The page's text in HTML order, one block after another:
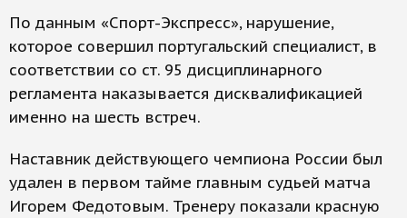
По данным «Спорт-Экспресс», нарушение,
которое совершил португальский специалист, в
соответствии со ст. 95 дисциплинарного
регламента наказывается дисквалификацией
именно на шесть встреч.
Наставник действующего чемпиона России был
удален в первом тайме главным судьей матча
Игорем Федотовым. Тренеру показали красную